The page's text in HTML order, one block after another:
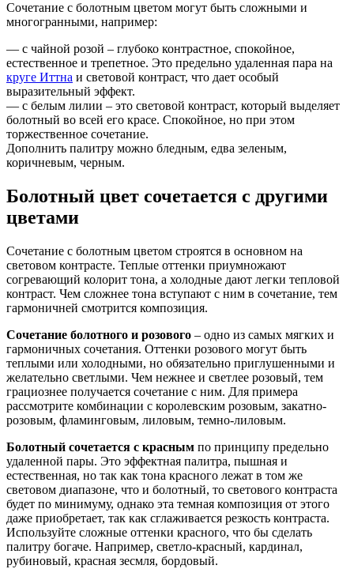
Сочетание с болотным цветом могут быть сложными и
многогранными, например:
— с чайной розой – глубоко контрастное, спокойное,
естественное и трепетное. Это предельно удаленная пара на
круге Иттна и световой контраст, что дает особый
выразительный эффект.
— с белым лилии – это световой контраст, который выделяет
болотный во всей его красе. Спокойное, но при этом
торжественное сочетание.
Дополнить палитру можно бледным, едва зеленым,
коричневым, черным.
Болотный цвет сочетается с другими
цветами
Сочетание с болотным цветом строятся в основном на
световом контрасте. Теплые оттенки приумножают
согревающий колорит тона, а холодные дают легки тепловой
контраст. Чем сложнее тона вступают с ним в сочетание, тем
гармоничней смотрится композиция.
Сочетание болотного и розового – одно из самых мягких и
гармоничных сочетания. Оттенки розового могут быть
теплыми или холодными, но обязательно приглушенными и
желательно светлыми. Чем нежнее и светлее розовый, тем
грациознее получается сочетание с ним. Для примера
рассмотрите комбинации с королевским розовым, закатно-
розовым, фламинговым, лиловым, темно-лиловым.
Болотный сочетается с красным по принципу предельно
удаленной пары. Это эффектная палитра, пышная и
естественная, но так как тона красного лежат в том же
световом диапазоне, что и болотный, то светового контраста
будет по минимуму, однако эта темная композиция от этого
даже приобретает, так как сглаживается резкость контраста.
Используйте сложные оттенки красного, что бы сделать
палитру богаче. Например, светло-красный, кардинал,
рубиновый, красная зесмля, бордовый.